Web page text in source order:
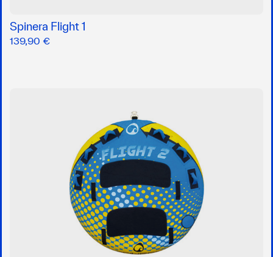
Spinera Flight 1
139,90 €